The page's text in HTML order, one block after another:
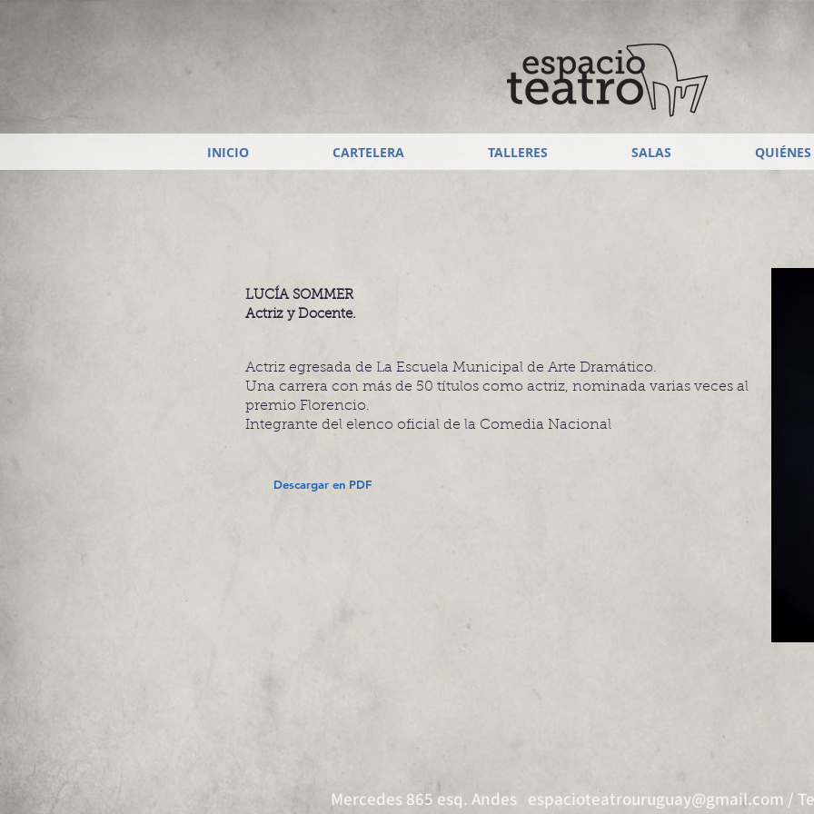
INICIO CARTELERA TALLERES SALAS
LUCÍA SOMMER
Actriz y Docente.
Actriz egresada de La Escuela Municipal de Arte Dramático.
Una carrera con más de 50 títulos como actriz, nominada varias veces al
premio Florencio.
Integrante del elenco oficial de la Comedia Nacional
Descargar en PDF
Mercedes 865 esq. Andes espacioteatrouruguay@gmail.com /